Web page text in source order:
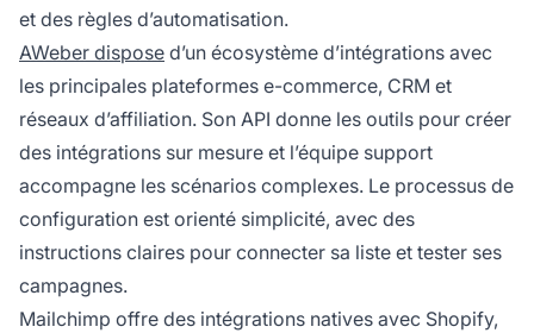
et des règles d’automatisation.
AWeber dispose d’un écosystème d’intégrations avec
les principales plateformes e-commerce, CRM et
réseaux d’affiliation. Son API donne les outils pour créer
des intégrations sur mesure et l’équipe support
accompagne les scénarios complexes. Le processus de
configuration est orienté simplicité, avec des
instructions claires pour connecter sa liste et tester ses
campagnes.
Mailchimp offre des intégrations natives avec Shopify,